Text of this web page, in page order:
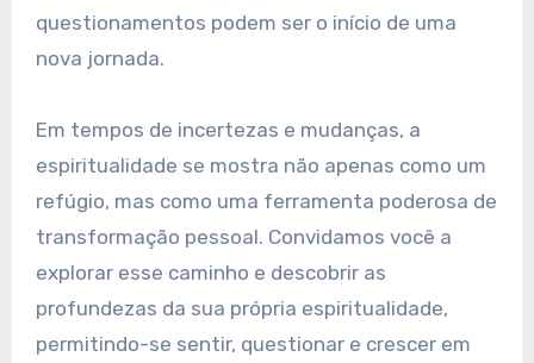
questionamentos podem ser o início de uma
nova jornada.
Em tempos de incertezas e mudanças, a
espiritualidade se mostra não apenas como um
refúgio, mas como uma ferramenta poderosa de
transformação pessoal. Convidamos você a
explorar esse caminho e descobrir as
profundezas da sua própria espiritualidade,
permitindo-se sentir, questionar e crescer em